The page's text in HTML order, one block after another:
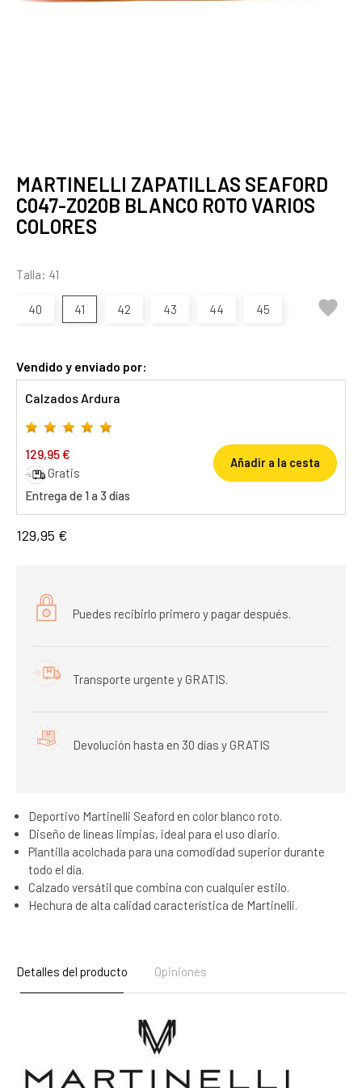
MARTINELLI ZAPATILLAS SEAFORD
C047-Z020B BLANCO ROTO VARIOS
COLORES
Talla: 41
40 41 42 43 44 45 
Vendido y enviado por:
Calzados Ardura
129,95 €
Gratis
Entrega de 1 a 3 días
Añadir a la cesta
129,95 €
Puedes recibirlo primero y pagar después.
Transporte urgente y GRATIS.
Devolución hasta en 30 días y GRATIS
Deportivo Martinelli Seaford en color blanco roto.
Diseño de líneas limpias, ideal para el uso diario.
Plantilla acolchada para una comodidad superior durante
todo el día.
Calzado versátil que combina con cualquier estilo.
Hechura de alta calidad característica de Martinelli.
Detalles del producto Opiniones